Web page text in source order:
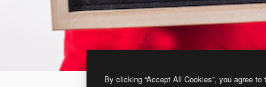
By clicking “Accept All Cookies”, you agree